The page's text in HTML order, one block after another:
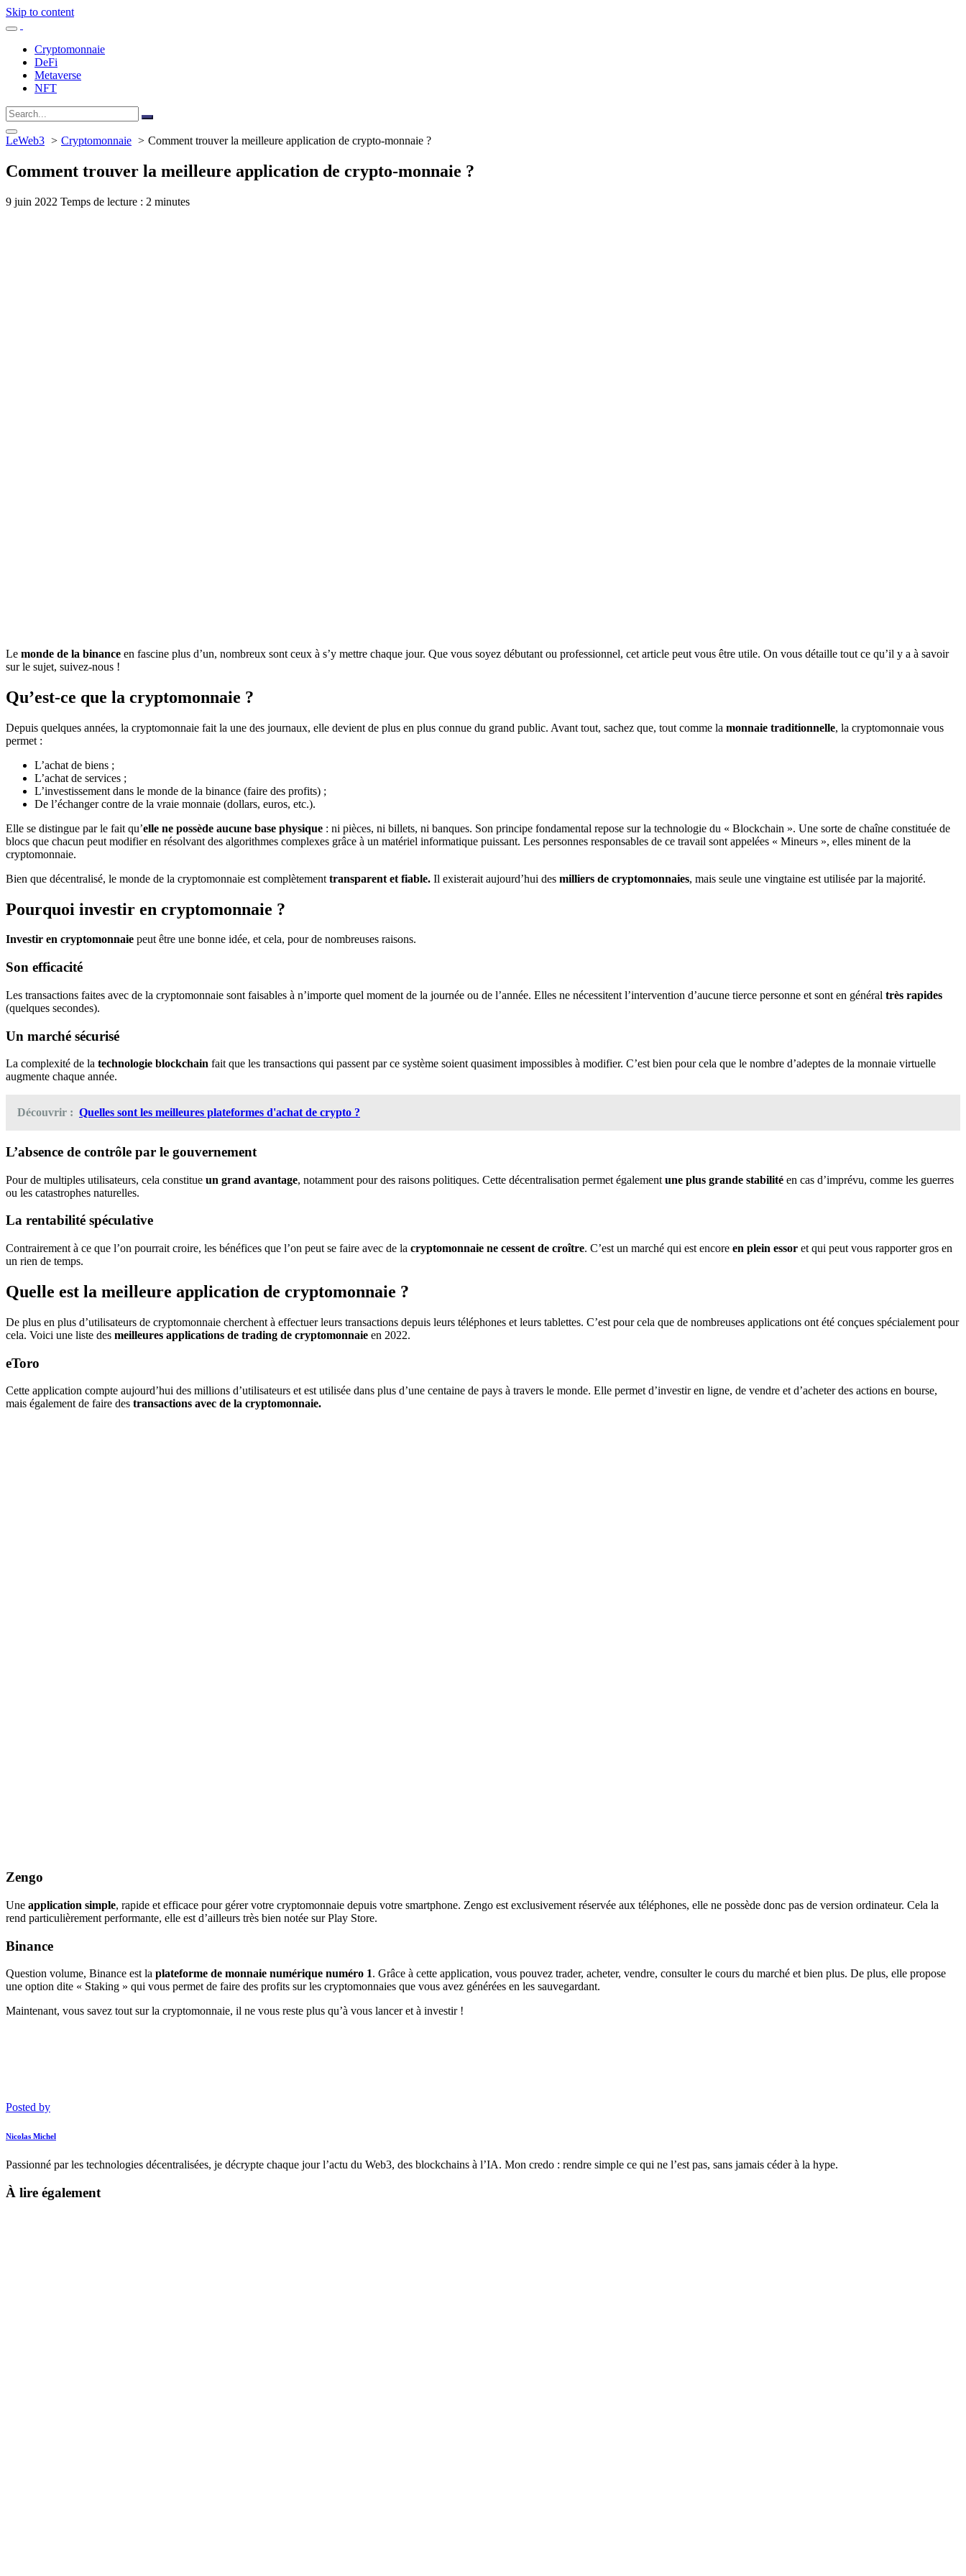
Skip to content
Cryptomonnaie
DeFi
Metaverse
NFT
LeWeb3 Cryptomonnaie Comment trouver la meilleure application de crypto-monnaie ?
Comment trouver la meilleure application de crypto-monnaie ?
9 juin 2022 Temps de lecture : 2 minutes
Le monde de la binance en fascine plus d’un, nombreux sont ceux à s’y mettre chaque jour. Que vous soyez débutant ou professionnel, cet article peut vous être utile. On vous détaille tout ce qu’il y a à savoir
sur le sujet, suivez-nous !
Qu’est-ce que la cryptomonnaie ?
Depuis quelques années, la cryptomonnaie fait la une des journaux, elle devient de plus en plus connue du grand public. Avant tout, sachez que, tout comme la monnaie traditionnelle, la cryptomonnaie vous
permet :
L’achat de biens ;
L’achat de services ;
L’investissement dans le monde de la binance (faire des profits) ;
De l’échanger contre de la vraie monnaie (dollars, euros, etc.).
Elle se distingue par le fait qu’elle ne possède aucune base physique : ni pièces, ni billets, ni banques. Son principe fondamental repose sur la technologie du « Blockchain ». Une sorte de chaîne constituée de
blocs que chacun peut modifier en résolvant des algorithmes complexes grâce à un matériel informatique puissant. Les personnes responsables de ce travail sont appelées « Mineurs », elles minent de la
cryptomonnaie.
Bien que décentralisé, le monde de la cryptomonnaie est complètement transparent et fiable. Il existerait aujourd’hui des milliers de cryptomonnaies, mais seule une vingtaine est utilisée par la majorité.
Pourquoi investir en cryptomonnaie ?
Investir en cryptomonnaie peut être une bonne idée, et cela, pour de nombreuses raisons.
Son efficacité
Les transactions faites avec de la cryptomonnaie sont faisables à n’importe quel moment de la journée ou de l’année. Elles ne nécessitent l’intervention d’aucune tierce personne et sont en général très rapides
(quelques secondes).
Un marché sécurisé
La complexité de la technologie blockchain fait que les transactions qui passent par ce système soient quasiment impossibles à modifier. C’est bien pour cela que le nombre d’adeptes de la monnaie virtuelle
augmente chaque année.
Découvrir : Quelles sont les meilleures plateformes d'achat de crypto ?
L’absence de contrôle par le gouvernement
Pour de multiples utilisateurs, cela constitue un grand avantage, notamment pour des raisons politiques. Cette décentralisation permet également une plus grande stabilité en cas d’imprévu, comme les guerres
ou les catastrophes naturelles.
La rentabilité spéculative
Contrairement à ce que l’on pourrait croire, les bénéfices que l’on peut se faire avec de la cryptomonnaie ne cessent de croître. C’est un marché qui est encore en plein essor et qui peut vous rapporter gros en
un rien de temps.
Quelle est la meilleure application de cryptomonnaie ?
De plus en plus d’utilisateurs de cryptomonnaie cherchent à effectuer leurs transactions depuis leurs téléphones et leurs tablettes. C’est pour cela que de nombreuses applications ont été conçues spécialement pour
cela. Voici une liste des meilleures applications de trading de cryptomonnaie en 2022.
eToro
Cette application compte aujourd’hui des millions d’utilisateurs et est utilisée dans plus d’une centaine de pays à travers le monde. Elle permet d’investir en ligne, de vendre et d’acheter des actions en bourse,
mais également de faire des transactions avec de la cryptomonnaie.
Zengo
Une application simple, rapide et efficace pour gérer votre cryptomonnaie depuis votre smartphone. Zengo est exclusivement réservée aux téléphones, elle ne possède donc pas de version ordinateur. Cela la
rend particulièrement performante, elle est d’ailleurs très bien notée sur Play Store.
Binance
Question volume, Binance est la plateforme de monnaie numérique numéro 1. Grâce à cette application, vous pouvez trader, acheter, vendre, consulter le cours du marché et bien plus. De plus, elle propose
une option dite « Staking » qui vous permet de faire des profits sur les cryptomonnaies que vous avez générées en les sauvegardant.
Maintenant, vous savez tout sur la cryptomonnaie, il ne vous reste plus qu’à vous lancer et à investir !
Posted by
Nicolas Michel
Passionné par les technologies décentralisées, je décrypte chaque jour l’actu du Web3, des blockchains à l’IA. Mon credo : rendre simple ce qui ne l’est pas, sans jamais céder à la hype.
À lire également